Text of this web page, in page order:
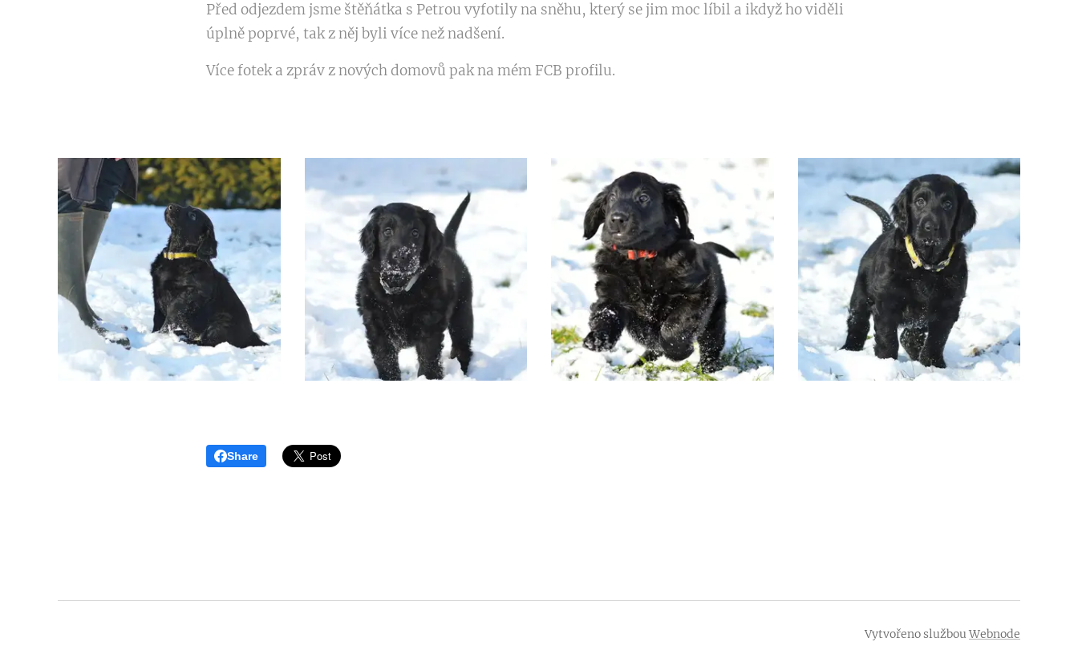
Před odjezdem jsme štěňátka s Petrou vyfotily na sněhu, který se jim moc líbil a ikdyž ho viděli
úplně poprvé, tak z něj byli více než nadšení.
Více fotek a zpráv z nových domovů pak na mém FCB profilu.
Share
Vytvořeno službouWebnode